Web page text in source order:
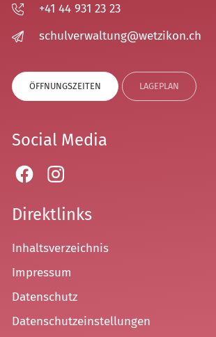
+41 44 931 23 23
sch lv rw lt ng w tz k n ch
ÖFFNUNGSZEITEN LAGEPLAN
Social Media
Direktlinks
Inhaltsverzeichnis
Impressum
Datenschutz
Datenschutzeinstellungen